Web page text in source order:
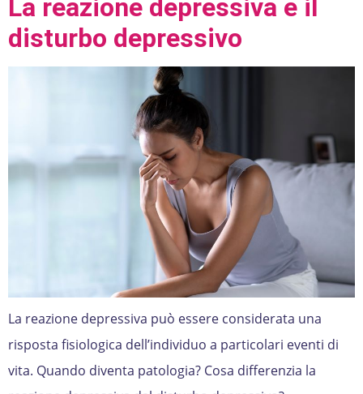
La reazione depressiva e il
disturbo depressivo
La reazione depressiva può essere considerata una
risposta fisiologica dell’individuo a particolari eventi di
vita. Quando diventa patologia? Cosa differenzia la